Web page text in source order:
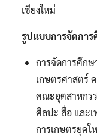
เชียงใหม่
รูปแบบการจัดการ
การจัดการศึก
เกษตรศาสตร์
คณะอุตสาหกร
ศิลปะ สื่อ และเ
การเกษตรยุค